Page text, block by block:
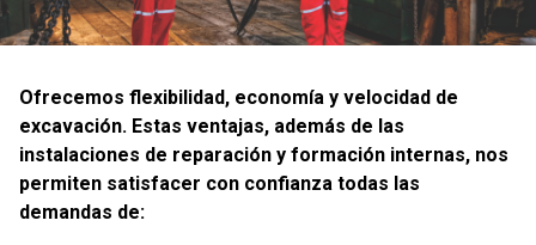
Ofrecemos flexibilidad, economía y velocidad de
excavación. Estas ventajas, además de las
instalaciones de reparación y formación internas, nos
permiten satisfacer con confianza todas las
demandas de: